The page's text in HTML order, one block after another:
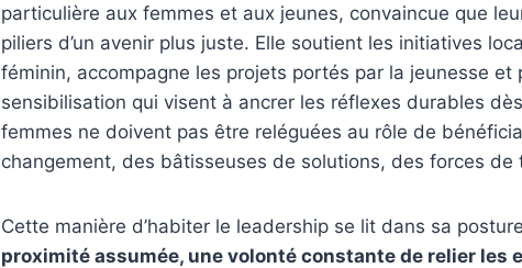
particulière aux femmes et aux jeunes, convaincue que
piliers d’un avenir plus juste. Elle soutient les initiatives
féminin, accompagne les projets portés par la jeunesse et
sensibilisation qui visent à ancrer les réflexes durables
femmes ne doivent pas être reléguées au rôle de
changement, des bâtisseuses de solutions, des forces de
Cette manière d’habiter le leadership se lit dans sa
proximité assumée, une volonté constante de relier les